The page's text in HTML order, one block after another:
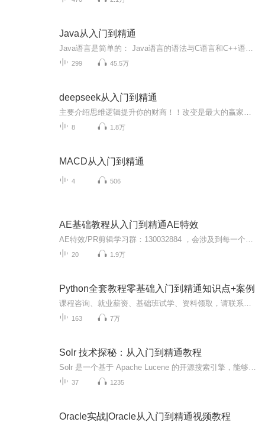
Java从入门到精通
299 45.5万
deepseek从入门到精通
8 1.8万
MACD从入门到精通
4 506
AE基础教程从入门到精通AE特效
20 1.9万
Python全套教程零基础入门到精通知识点+案例
163 7万
Solr 技术探秘：从入门到精通教程
37 1235
Oracle实战|Oracle从入门到精通视频教程